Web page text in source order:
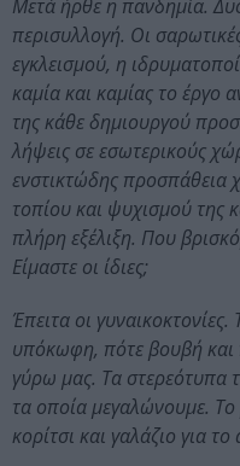
Μετά ήρθε η πανδημία.
περισυλλογή. Οι
εγκλεισμού, η
καμία και καμίας το έργο
της κάθε δημιουργού
λήψεις σε εσωτερικούς
ενστικτώδης προσπάθεια
τοπίου και ψυχισμού της
πλήρη εξέλιξη. Που
Είμαστε οι ίδιες;
Έπειτα οι
υπόκωφη, πότε βουβή και
γύρω μας. Τα στερεότυπα
τα οποία μεγαλώνουμε. Το
κορίτσι και γαλάζιο για το